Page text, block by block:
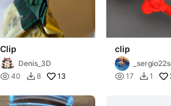
Clip
Denis_3D
 40  8 13
clip
 17  1